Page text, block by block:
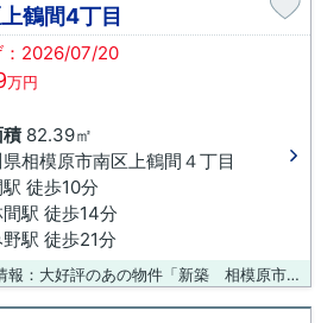
鶴間4丁目
：2026/07/20
万円
82.39㎡
相模原市南区上鶴間４丁目
徒歩10分
駅 徒歩14分
駅 徒歩21分
相模原市南区近辺での物件情報：大好評のあの物件「新築 相模原市南区上鶴間4丁目」。こちらの物件は相模原市立上鶴間中学校が190m以内にあります。こだわりのある方も多い、新築の戸建て物件となっております。ご希望の条件に合った不動産情報をお求めなら、多種多様な不動産情報を取り扱う当社にご用命ください。当社はお客様のご希望に合った物件をご紹介するべく、誠心誠意を持って努めて参ります。